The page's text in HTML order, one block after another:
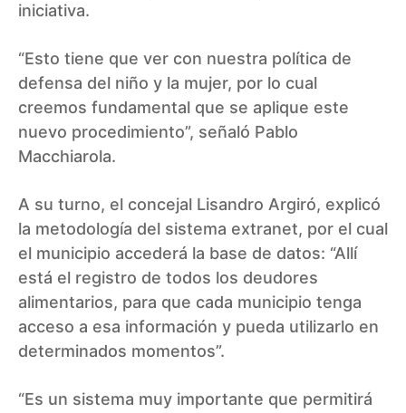
iniciativa.
“Esto tiene que ver con nuestra política de
defensa del niño y la mujer, por lo cual
creemos fundamental que se aplique este
nuevo procedimiento”, señaló Pablo
Macchiarola.
A su turno, el concejal Lisandro Argiró, explicó
la metodología del sistema extranet, por el cual
el municipio accederá la base de datos: “Allí
está el registro de todos los deudores
alimentarios, para que cada municipio tenga
acceso a esa información y pueda utilizarlo en
determinados momentos”.
“Es un sistema muy importante que permitirá